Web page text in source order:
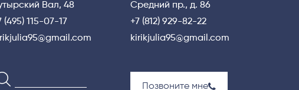
Вал, 48
(495) 115-07-17
Средний пр., д. 86
+7 (812) 929-82-22
kirikjulia95@gmail.com
Позвоните мне